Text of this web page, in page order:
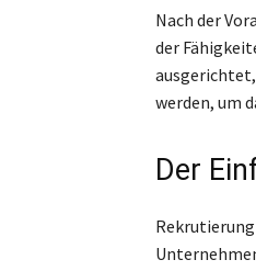
Nach der
der
werden, um
Der